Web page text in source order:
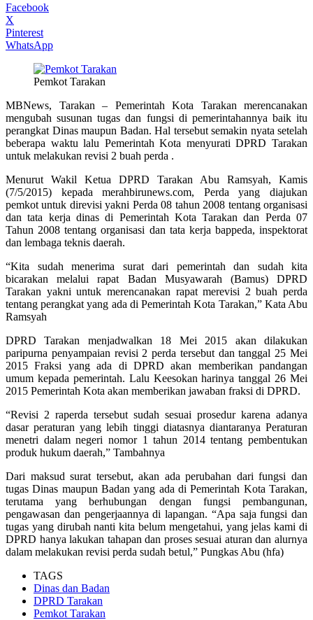
Facebook
X
Pinterest
WhatsApp
Pemkot Tarakan
MBNews, Tarakan – Pemerintah Kota Tarakan merencanakan
mengubah susunan tugas dan fungsi di pemerintahannya baik itu
perangkat Dinas maupun Badan. Hal tersebut semakin nyata setelah
beberapa waktu lalu Pemerintah Kota menyurati DPRD Tarakan
untuk melakukan revisi 2 buah perda .
Menurut Wakil Ketua DPRD Tarakan Abu Ramsyah, Kamis
(7/5/2015) kepada merahbirunews.com, Perda yang diajukan
pemkot untuk direvisi yakni Perda 08 tahun 2008 tentang organisasi
dan tata kerja dinas di Pemerintah Kota Tarakan dan Perda 07
Tahun 2008 tentang organisasi dan tata kerja bappeda, inspektorat
dan lembaga teknis daerah.
“Kita sudah menerima surat dari pemerintah dan sudah kita
bicarakan melalui rapat Badan Musyawarah (Bamus) DPRD
Tarakan yakni untuk merencanakan rapat merevisi 2 buah perda
tentang perangkat yang ada di Pemerintah Kota Tarakan,” Kata Abu
Ramsyah
DPRD Tarakan menjadwalkan 18 Mei 2015 akan dilakukan
paripurna penyampaian revisi 2 perda tersebut dan tanggal 25 Mei
2015 Fraksi yang ada di DPRD akan memberikan pandangan
umum kepada pemerintah. Lalu Keesokan harinya tanggal 26 Mei
2015 Pemerintah Kota akan memberikan jawaban fraksi di DPRD.
“Revisi 2 raperda tersebut sudah sesuai prosedur karena adanya
dasar peraturan yang lebih tinggi diatasnya diantaranya Peraturan
menetri dalam negeri nomor 1 tahun 2014 tentang pembentukan
produk hukum daerah,” Tambahnya
Dari maksud surat tersebut, akan ada perubahan dari fungsi dan
tugas Dinas maupun Badan yang ada di Pemerintah Kota Tarakan,
terutama yang berhubungan dengan fungsi pembangunan,
pengawasan dan pengerjaannya di lapangan. “Apa saja fungsi dan
tugas yang dirubah nanti kita belum mengetahui, yang jelas kami di
DPRD hanya lakukan tahapan dan proses sesuai aturan dan alurnya
dalam melakukan revisi perda sudah betul,” Pungkas Abu (hfa)
TAGS
Dinas dan Badan
DPRD Tarakan
Pemkot Tarakan